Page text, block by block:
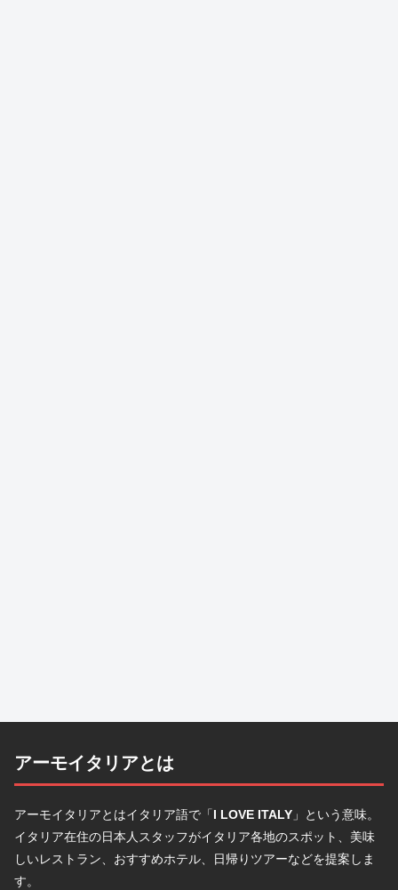
アーモイタリアとは
アーモイタリアとはイタリア語で「I LOVE ITALY 」という意味。
イタリア在住の日本人スタッフがイタリア各地のスポット、美味
しいレストラン、おすすめホテル、日帰りツアーなどを提案しま
す。